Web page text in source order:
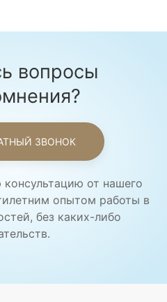
вопросы
ЗВОНОК
от нашего
опытом работы в
без каких-либо